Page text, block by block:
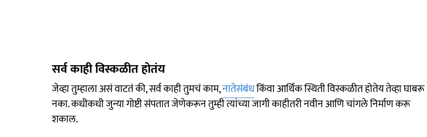
सर्व काही विस्कळीत होतंय
जेव्हा तुम्हाला असं वाटतं की, सर्व काही तुमचं काम,नातेसंबंधकिंवा आर्थिक स्थिती विस्कळीत होतेय तेव्हा घाबरू
नका. कधीकधी जुन्या गोष्टी संपतात जेणेकरून तुम्ही त्यांच्या जागी काहीतरी नवीन आणि चांगले निर्माण करू
शकाल.